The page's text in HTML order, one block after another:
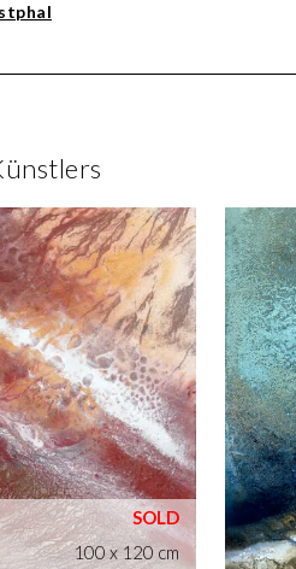
100 x 120 cm